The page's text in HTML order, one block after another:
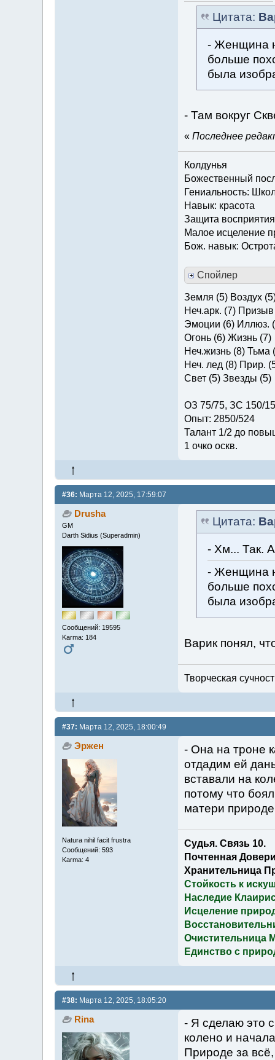
Цитата:
- Женщина
больше
была
- Там вокруг
« Последнее
Колдунья
Божественный
Гениальность:
Навык: красота
Защита восприятия
Малое исцеление
Бож. навык:
Спойлер
Земля (5) Воздух
Неч.арк. (7) Призыв
Эмоции (6) Иллюз.
Огонь (6) Жизнь (7)
Неч.жизнь (8) Тьма
Неч. лед (8) Прир.
Свет (5) Звезды (5)
ОЗ 75/75, ЗС 150/
Опыт: 2850/524
Талант 1/2 до
1 очко оскв.
#36: Марта 12, 2025, 17:59:07
Drusha
GM
Darth Sidius (Superadmin)
Сообщений: 19595
Karma: 184
Цитата:
- Хм... Так.
- Женщина
больше
была
Варик понял,
Творческая
#37: Марта 12, 2025, 18:00:49
Эржен
Natura nihil facit frustra
Сообщений: 593
Karma: 4
- Она на троне
отдадим ей
вставали на
потому что
матери
Судья. Связь 10.
Почтенная
Хранительница
Стойкость к
Наследие
Исцеление
Очистительница
Единство с
#38: Марта 12, 2025, 18:05:20
Rina
- Я сделаю это
колено и
Природе за